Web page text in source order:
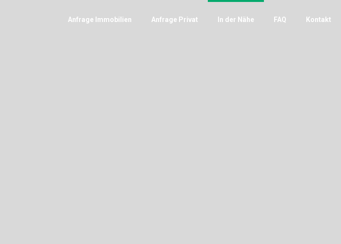
Anfrage Immobilien Anfrage Privat In der Nähe FAQ Kontakt